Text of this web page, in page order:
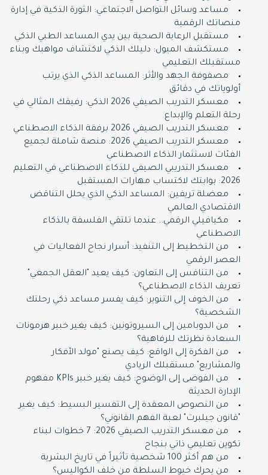
مساعد وسائل التواصل الاجتماعي: الثورة الذكية في إدارة
منصاتك الرقمية
مستقبل الرعاية الصحية بين يدي المساعد الطبي الذكي
مستكشف الميول: دليلك الذكي لاكتشاف مواهبك وبناء
مستقبلك التعليمي
مصفوفة الجهد والأثر: المساعد الذكي الذي يرتب
أولوياتك في دقائق
معسكر التدريب الصيفي 2026 الذكي: رفيقك المثالي في
رحلة التعلم والإبداع
معسكر التدريب الصيفي 2026 برفقة الذكاء الاصطناعي
معسكر التدريب الصيفي 2026: منصة شاملة لجميع
الفئات لاستثمار الذكاء الاصطناعي
معسكر التدريبي الصيفي للذكاء الاصطناعي في التعليم
2026: بوابتك لاكتساب مهارات المستقبل
معضلة تريفين: المساعد الذكي الذي يحلل التناقض
الاقتصادي العالمي
مكيافيلي الرقمي.. عندما تلتقي الفلسفة بالذكاء
الاصطناعي
من التخطيط إلى التنفيذ: أسرار نجاح الفعاليات في
العصر الرقمي
من التنافس إلى التعاون: كيف يعيد "العقل الجمعي"
تعريف الذكاء الاصطناعي؟
من الخوف إلى التنوير: كيف يفسر مساعد ذكي رحلتك
الشخصية؟
من الدوبامين إلى السيروتونين: كيف يغير خبير هرمونات
السعادة نظرتك للرفاهية؟
من الفكرة إلى الواقع: كيف يصنع "مولد الأفكار
والمشاريع" مستقبلك الريادي
من الفوضى إلى الوضوح: كيف يغير خبير KPIs مفهوم
الإدارة الحديثة
من النصوص المعقدة إلى التفسير البسيط: كيف يغير
"قانون جيلبرت" لعبة الفهم القانوني؟
من معسكر التدريب الصيفي 2026: 7 خطوات لبناء
تكوين تعليمي ذاتي بنجاح
من هم أكثر 100 شخصية تأثيراً في تاريخ البشرية
من يحرك خيوط السلطة من خلف الكواليس؟